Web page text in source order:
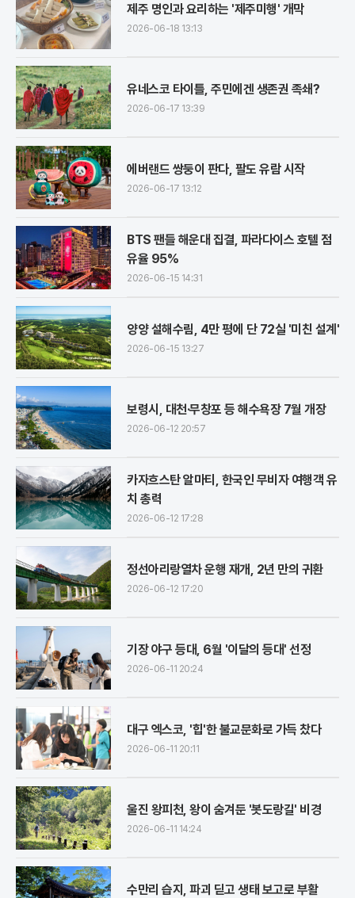
제주 명인과 요리하는 '제주미행' 개막
2026-06-18 13:13
유네스코 타이틀, 주민에겐 생존권 족쇄?
2026-06-17 13:39
에버랜드 쌍둥이 판다, 팔도 유람 시작
2026-06-17 13:12
BTS 팬들 해운대 집결, 파라다이스 호텔 점
유율 95%
2026-06-15 14:31
양양 설해수림, 4만 평에 단 72실 '미친 설계'
2026-06-15 13:27
보령시, 대천·무창포 등 해수욕장 7월 개장
2026-06-12 20:57
카자흐스탄 알마티, 한국인 무비자 여행객 유
치 총력
2026-06-12 17:28
정선아리랑열차 운행 재개, 2년 만의 귀환
2026-06-12 17:20
기장 야구 등대, 6월 '이달의 등대' 선정
2026-06-11 20:24
대구 엑스코, '힙'한 불교문화로 가득 찼다
2026-06-11 20:11
울진 왕피천, 왕이 숨겨둔 '봇도랑길' 비경
2026-06-11 14:24
수만리 습지, 파괴 딛고 생태 보고로 부활